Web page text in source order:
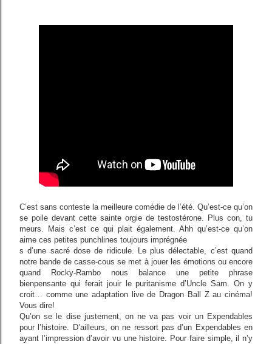
C’est sans conteste la meilleure comédie de l’été. Qu’est-ce qu’on
se poile devant cette sainte orgie de testostérone. Plus con, tu
meurs. Mais c’est ce qui plait également. Ahh qu’est-ce qu’on
aime ces petites punchlines toujours imprégnée
s d’une sacré dose de ridicule. Le plus délectable, c’est quand
notre bande de casse-cous se met à jouer les émotions ou encore
quand Rocky-Rambo nous balance une petite phrase
bienpensante qui ferait jouir le puritanisme d’Uncle Sam. On y
croit… comme une adaptation live de Dragon Ball Z au cinéma!
Vous dire!
Qu’on se le dise justement, on ne va pas voir un Expendables
pour l’histoire. D’ailleurs, on ne ressort pas d’un Expendables en
ayant l’impression d’avoir vu une histoire. Pour faire simple, il n’y